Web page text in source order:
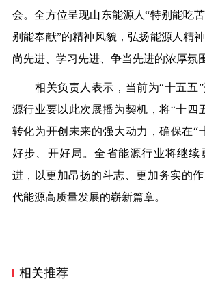
会。全方位呈现山东能源人“特别能吃
别能奉献”的精神风貌，弘扬能源人精
尚先进、学习先进、争当先进的浓厚氛
相关负责人表示，当前为“十五五”
源行业要以此次展播为契机，将“十四
转化为开创未来的强大动力，确保在“
好步、开好局。全省能源行业将继续
进，以更加昂扬的斗志、更加务实的
代能源高质量发展的崭新篇章。
相关推荐